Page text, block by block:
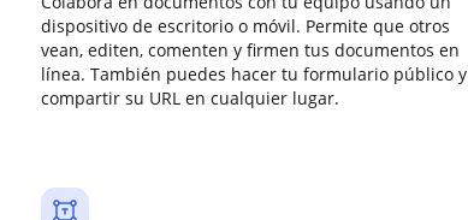
dispositivo de escritorio o móvil. Permite que otros
vean, editen, comenten y firmen tus documentos en
línea. También puedes hacer tu formulario público y
compartir su URL en cualquier lugar.